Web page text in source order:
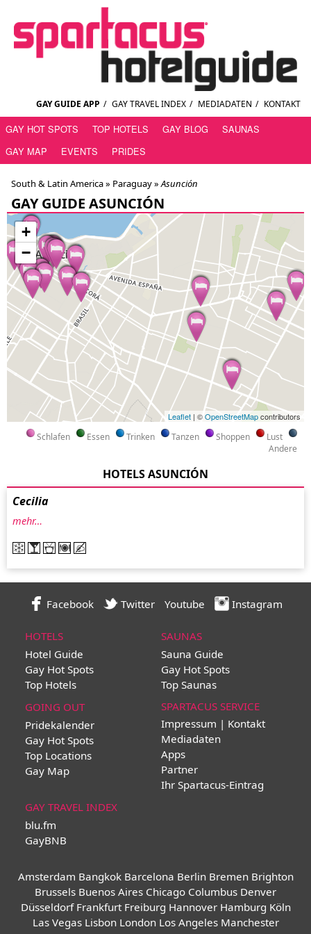
GAY GUIDE APP / GAY TRAVEL INDEX / MEDIADATEN / KONTAKT
GAY HOT SPOTS TOP HOTELS GAY BLOG
SAUNAS
GAY MAP
EVENTS PRIDES
South & Latin America » Paraguay»Asunción
GAY GUIDE ASUNCIÓN
+
−
Leaflet | ©OpenStreetMapcontributors
Schlafen Essen Trinken Tanzen Shoppen
Lust
Andere
HOTELS ASUNCIÓN
Cecilia
mehr…
Facebook Twitter Youtube Instagram
HOTELS
Hotel Guide
Gay Hot Spots
Top Hotels
SAUNAS
Sauna Guide
Gay Hot Spots
Top Saunas
GOING OUT
Pridekalender
Gay Hot Spots
Top Locations
Gay Map
SPARTACUS SERVICE
Impressum | Kontakt
Mediadaten
Apps
Partner
Ihr Spartacus-Eintrag
GAY TRAVEL INDEX
blu.fm
GayBNB
Amsterdam Bangkok Barcelona Berlin Bremen Brighton
Brussels Buenos Aires Chicago Columbus Denver
Düsseldorf Frankfurt Freiburg Hannover Hamburg Köln
Las Vegas Lisbon London Los Angeles Manchester